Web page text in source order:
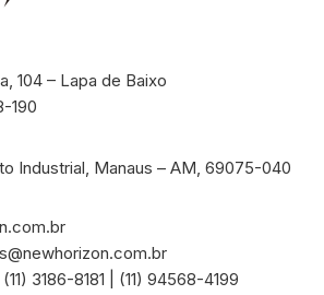
104 – Lapa de Baixo
190
Industrial, Manaus – AM, 69075-040
3186-8181 | (11) 94568-4199